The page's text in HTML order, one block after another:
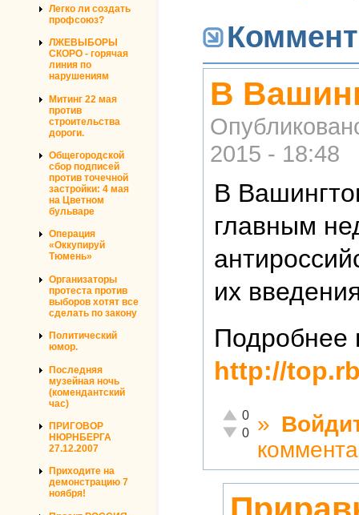
Легко ли создать
профсоюз?
ЛЖЕВЫБОРЫ
СКОРО - горячая
линия по
нарушениям
Митинг 22 мая
против
строительства
дороги.
Общегородской
сбор подписей
против точечной
застройки: 4 мая
на Цветном
бульваре
Операция
«Оккупируй
Тюмень»
Организаторы
протеста против
выборов хотят все
сделать по закону
Политический
юмор.
Последняя
музейная ночь
(комендантский
час)
ПРИГОВОР
НЮРНБЕРГА
27.12.2007
Приходите на
демонстрацию 7
ноября!
​В
2015 - 18:48
​В
главным
их
Подробнее
http://
Отлично!
0
Неадекватно!
0 »